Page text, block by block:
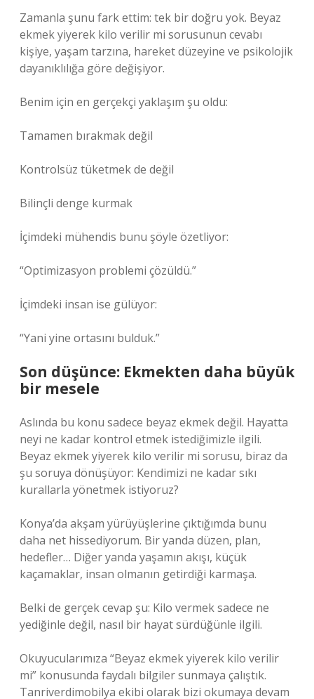
Zamanla şunu fark ettim: tek bir doğru yok. Beyaz
ekmek yiyerek kilo verilir mi sorusunun cevabı
kişiye, yaşam tarzına, hareket düzeyine ve psikolojik
dayanıklılığa göre değişiyor.
Benim için en gerçekçi yaklaşım şu oldu:
Tamamen bırakmak değil
Kontrolsüz tüketmek de değil
Bilinçli denge kurmak
İçimdeki mühendis bunu şöyle özetliyor:
“Optimizasyon problemi çözüldü.”
İçimdeki insan ise gülüyor:
“Yani yine ortasını bulduk.”
Son düşünce: Ekmekten daha büyük
bir mesele
Aslında bu konu sadece beyaz ekmek değil. Hayatta
neyi ne kadar kontrol etmek istediğimizle ilgili.
Beyaz ekmek yiyerek kilo verilir mi sorusu, biraz da
şu soruya dönüşüyor: Kendimizi ne kadar sıkı
kurallarla yönetmek istiyoruz?
Konya’da akşam yürüyüşlerine çıktığımda bunu
daha net hissediyorum. Bir yanda düzen, plan,
hedefler… Diğer yanda yaşamın akışı, küçük
kaçamaklar, insan olmanın getirdiği karmaşa.
Belki de gerçek cevap şu: Kilo vermek sadece ne
yediğinle değil, nasıl bir hayat sürdüğünle ilgili.
Okuyucularımıza “Beyaz ekmek yiyerek kilo verilir
mi” konusunda faydalı bilgiler sunmaya çalıştık.
Tanriverdimobilya ekibi olarak bizi okumaya devam